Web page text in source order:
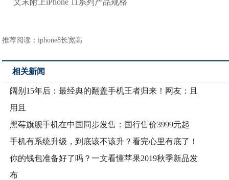
文末附上iPhone 11系列产品规格
推荐阅读：iphone8长宽高
相关新闻
阔别15年后：最经典的翻盖手机王者归来！网友：且
用且
黑莓旗舰手机在中国同步发售：国行售价3999元起
手机有系统升级，到底该不该升？看完心里有底了！
你的钱包准备好了吗？一文看懂苹果2019秋季新品发
布